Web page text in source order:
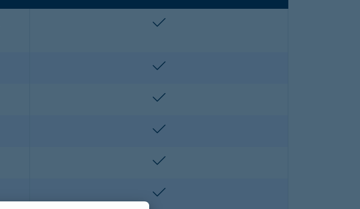
enthalten
enthalten
enthalten
enthalten
enthalten
enthalten